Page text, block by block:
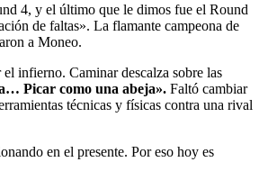
4, y el último que le dimos fue el Round
de faltas». La flamante campeona de
a Moneo.
infierno. Caminar descalza sobre las
Picar como una abeja». Faltó cambiar
técnicas y físicas contra una rival
en el presente. Por eso hoy es